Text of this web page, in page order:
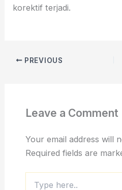
korektif terjadi.
PREVIOUS
Leave a Comment
Your email address will
Required fields are
here..